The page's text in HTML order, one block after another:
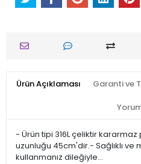
Ürün Açıklaması Garanti ve
- Ürün tipi 316L çeliktir
uzunluğu 45cm'dir.- Sağlıklı ve
kullanmanız dileğiyle…